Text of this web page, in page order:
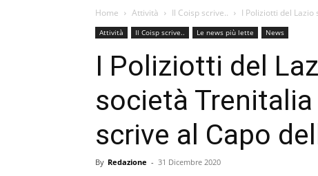
Home Attività Il Coisp scrive.. I Poliziotti del Lazio
Attività Il Coisp scrive.. Le news più lette News
I Poliziotti del
società Trenitalia
scrive al Capo
By Redazione - 31 Dicembre 2020